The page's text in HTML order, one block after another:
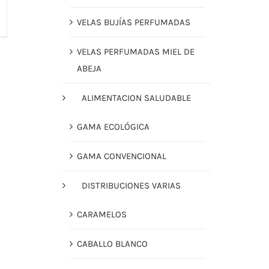
VELAS BUJÍAS PERFUMADAS
VELAS PERFUMADAS MIEL DE
ABEJA
ALIMENTACION SALUDABLE
GAMA ECOLÓGICA
GAMA CONVENCIONAL
DISTRIBUCIONES VARIAS
CARAMELOS
CABALLO BLANCO